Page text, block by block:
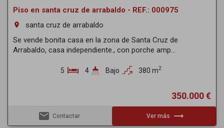
Piso en santa cruz de arrabaldo - REF.: 000975
room
santa cruz de arrabaldo
Se vende bonita casa en la zona de Santa Cruz de
Arrabaldo, casa independiente., con porche amp...
5 4 Bajo 380 m2
350.000 €
email Contactar Ver más trending_flat